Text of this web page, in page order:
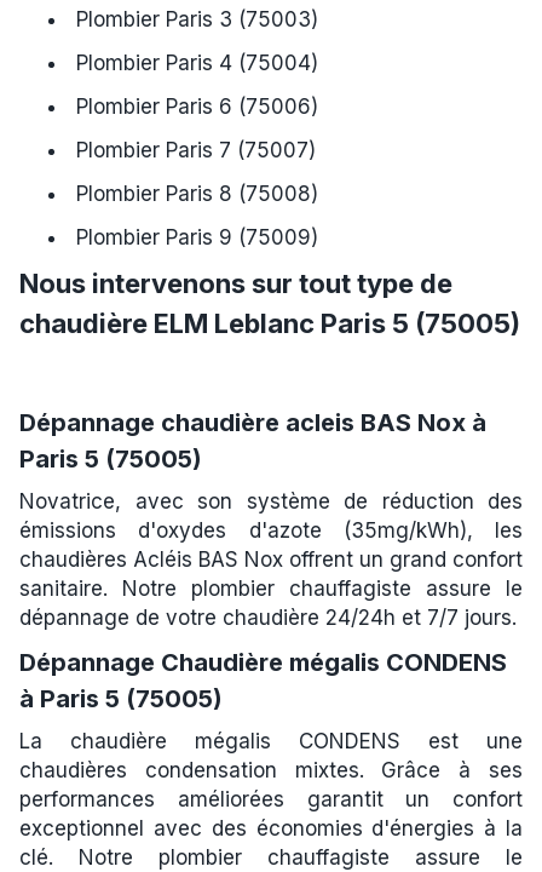
Plombier Paris 3 (75003)
Plombier Paris 4 (75004)
Plombier Paris 6 (75006)
Plombier Paris 7 (75007)
Plombier Paris 8 (75008)
Plombier Paris 9 (75009)
Nous intervenons sur tout type de
chaudière ELM Leblanc Paris 5 (75005)
Dépannage chaudière acleis BAS Nox à
Paris 5 (75005)
Novatrice, avec son système de réduction des
émissions d'oxydes d'azote (35mg/kWh), les
chaudières Acléis BAS Nox offrent un grand confort
sanitaire. Notre plombier chauffagiste assure le
dépannage de votre chaudière 24/24h et 7/7 jours.
Dépannage Chaudière mégalis CONDENS
à Paris 5 (75005)
La chaudière mégalis CONDENS est une
chaudières condensation mixtes. Grâce à ses
performances améliorées garantit un confort
exceptionnel avec des économies d'énergies à la
clé. Notre plombier chauffagiste assure le